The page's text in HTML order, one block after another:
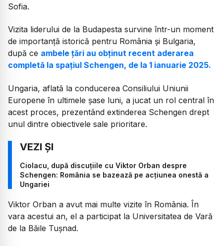
Sofia.
Vizita liderului de la Budapesta survine într-un moment
de importanță istorică pentru România și Bulgaria,
după ce ambele țări au obținut recent aderarea
completă la spațiul Schengen, de la 1 ianuarie 2025.
Ungaria, aflată la conducerea Consiliului Uniunii
Europene în ultimele șase luni, a jucat un rol central în
acest proces, prezentând extinderea Schengen drept
unul dintre obiectivele sale prioritare.
Ciolacu, după discuțiile cu Viktor Orban despre
Schengen: România se bazează pe acțiunea onestă a
Ungariei
Viktor Orban a avut mai multe vizite în România. În
vara acestui an, el a participat la Universitatea de Vară
de la Băile Tușnad.